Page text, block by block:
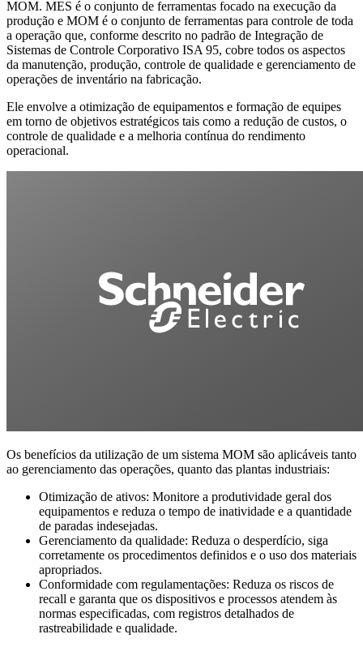
MOM. MES é o conjunto de ferramentas focado na execução da
produção e MOM é o conjunto de ferramentas para controle de toda
a operação que, conforme descrito no padrão de Integração de
Sistemas de Controle Corporativo ISA 95, cobre todos os aspectos
da manutenção, produção, controle de qualidade e gerenciamento de
operações de inventário na fabricação.
Ele envolve a otimização de equipamentos e formação de equipes
em torno de objetivos estratégicos tais como a redução de custos, o
controle de qualidade e a melhoria contínua do rendimento
operacional.
Os benefícios da utilização de um sistema MOM são aplicáveis tanto
ao gerenciamento das operações, quanto das plantas industriais:
Otimização de ativos: Monitore a produtividade geral dos
equipamentos e reduza o tempo de inatividade e a quantidade
de paradas indesejadas.
Gerenciamento da qualidade: Reduza o desperdício, siga
corretamente os procedimentos definidos e o uso dos materiais
apropriados.
Conformidade com regulamentações: Reduza os riscos de
recall e garanta que os dispositivos e processos atendem às
normas especificadas, com registros detalhados de
rastreabilidade e qualidade.